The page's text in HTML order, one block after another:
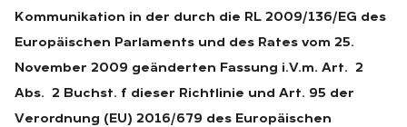
Kommunikation in der durch die RL 2009/136/EG des
Europäischen Parlaments und des Rates vom 25.
November 2009 geänderten Fassung i.V.m. Art. 2
Abs. 2 Buchst. f dieser Richtlinie und Art. 95 der
Verordnung (EU) 2016/679 des Europäischen